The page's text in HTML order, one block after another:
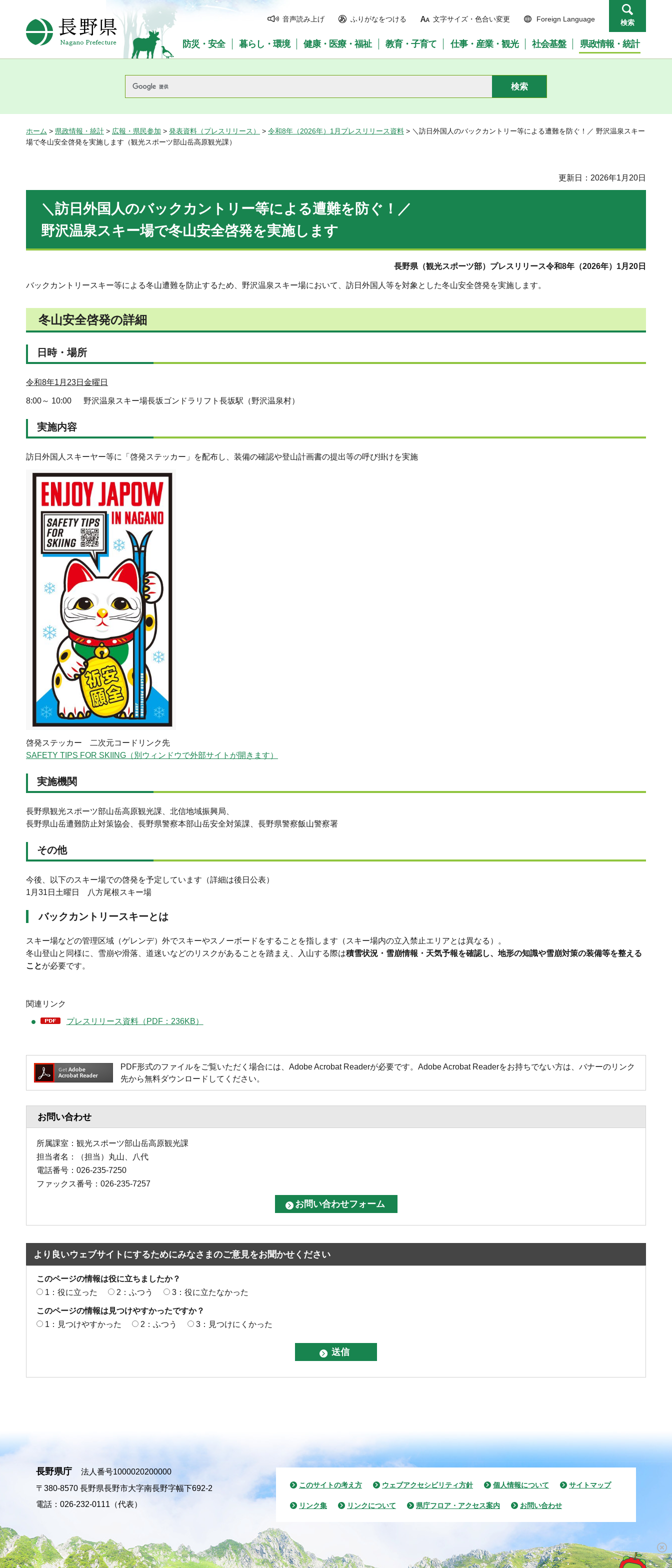
長野県Nagano Prefecture
音声読み上げ ふりがなをつける 文字サイズ・色合い変更 Foreign Language 検索
防災・安全 暮らし・環境 健康・医療・福祉 教育・子育て 仕事・産業・観光 社会基盤 県政情報・統計
ホーム > 県政情報・統計 > 広報・県民参加 > 発表資料（プレスリリース） > 令和8年（2026年）1月プレスリリース資料 > ＼訪日外国人のバックカントリー等による遭難を防ぐ！／ 野沢温泉スキー
場で冬山安全啓発を実施します（観光スポーツ部山岳高原観光課）
更新日：2026年1月20日
＼訪日外国人のバックカントリー等による遭難を防ぐ！／
野沢温泉スキー場で冬山安全啓発を実施します
長野県（観光スポーツ部）プレスリリース令和8年（2026年）1月20日
バックカントリースキー等による冬山遭難を防止するため、野沢温泉スキー場において、訪日外国人等を対象とした冬山安全啓発を実施します。
冬山安全啓発の詳細
日時・場所
令和8年1月23日金曜日
8:00～ 10:00 野沢温泉スキー場長坂ゴンドラリフト長坂駅（野沢温泉村）
実施内容
訪日外国人スキーヤー等に「啓発ステッカー」を配布し、装備の確認や登山計画書の提出等の呼び掛けを実施
啓発ステッカー 二次元コードリンク先
SAFETY TIPS FOR SKIING（別ウィンドウで外部サイトが開きます）
実施機関
長野県観光スポーツ部山岳高原観光課、北信地域振興局、
長野県山岳遭難防止対策協会、長野県警察本部山岳安全対策課、長野県警察飯山警察署
その他
今後、以下のスキー場での啓発を予定しています（詳細は後日公表）
1月31日土曜日 八方尾根スキー場
バックカントリースキーとは
スキー場などの管理区域（ゲレンデ）外でスキーやスノーボードをすることを指します（スキー場内の⽴⼊禁⽌エリアとは異なる）。
冬山登山と同様に、雪崩や滑落、道迷いなどのリスクがあることを踏まえ、⼊山する際は積雪状況・雪崩情報・天気予報を確認し、地形の知識や雪崩対策の装備等を整える
ことが必要です。
関連リンク
プレスリリース資料（PDF：236KB）
PDF形式のファイルをご覧いただく場合には、Adobe Acrobat Readerが必要です。Adobe Acrobat Readerをお持ちでない方は、バナーのリンク
先から無料ダウンロードしてください。
お問い合わせ
所属課室：観光スポーツ部山岳高原観光課
担当者名：（担当）丸山、八代
電話番号：026-235-7250
ファックス番号：026-235-7257
より良いウェブサイトにするためにみなさまのご意見をお聞かせください
このページの情報は役に立ちましたか？
1：役に立った
2：ふつう 3：役に立たなかった
このページの情報は見つけやすかったですか？
1：見つけやすかった
2：ふつう 3：見つけにくかった
長野県庁
法人番号1000020200000
〒380-8570 長野県長野市大字南長野字幅下692-2
電話：026-232-0111（代表）
このサイトの考え方 ウェブアクセシビリティ方針 個人情報について サイトマップ
リンク集 リンクについて 県庁フロア・アクセス案内 お問い合わせ